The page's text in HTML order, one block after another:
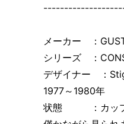
メーカー ：
シリーズ ：
デザイナー ：
1977～1980年
状態 ：カップ縁